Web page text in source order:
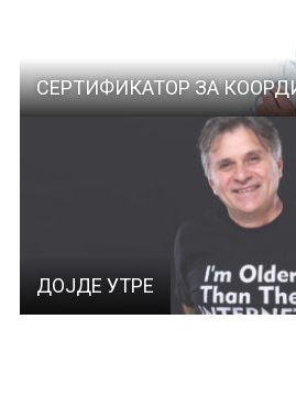
СЕРТИФИКАТОР ЗА
ДОЈДЕ УТРЕ